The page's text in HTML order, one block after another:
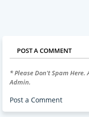
POST A COMMENT
* Please Don't Spam
Admin.
Post a Comment